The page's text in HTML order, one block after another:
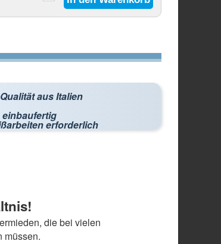
aus Italien
erforderlich
die bei vielen
müssen.